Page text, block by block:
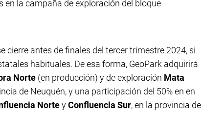
en la campaña de exploración del bloque
cierre antes de finales del tercer trimestre 2024, si
habituales. De esa forma, GeoPark adquirirá
Norte (en producción) y de exploración Mata
de Neuquén, y una participación del 50% en en
NorteyConfluencia Sur, en la provincia de